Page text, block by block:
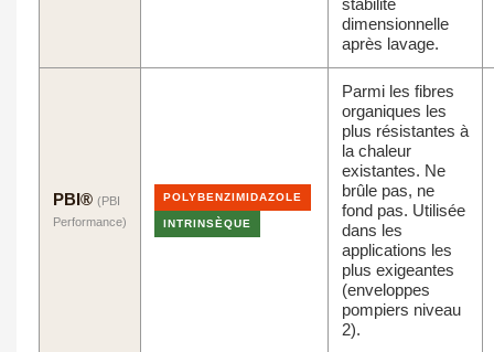
stabilité
dimensionnelle
après lavage.
PBI® (PBI
Performance)
POLYBENZIMIDAZOLE
INTRINSÈQUE
Parmi les fibres
organiques les
plus résistantes à
la chaleur
existantes. Ne
brûle pas, ne
fond pas. Utilisée
dans les
applications les
plus exigeantes
(enveloppes
pompiers niveau
2).